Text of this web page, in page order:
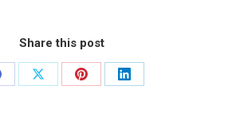
Share this post
Share
Share
Share